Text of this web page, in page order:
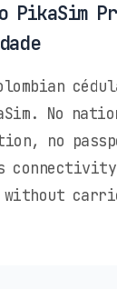
o PikaSim
No
no
without